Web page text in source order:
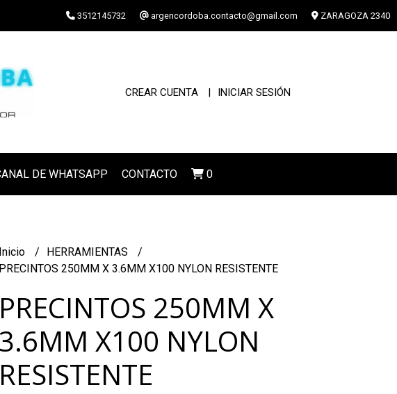
3512145732 argencordoba.contacto@gmail.com ZARAGOZA 2340
CREAR CUENTA INICIAR SESIÓN
DE WHATSAPP CONTACTO 0
Inicio
HERRAMIENTAS
PRECINTOS 250MM X 3.6MM X100 NYLON RESISTENTE
PRECINTOS 250MM X
3.6MM X100 NYLON
RESISTENTE